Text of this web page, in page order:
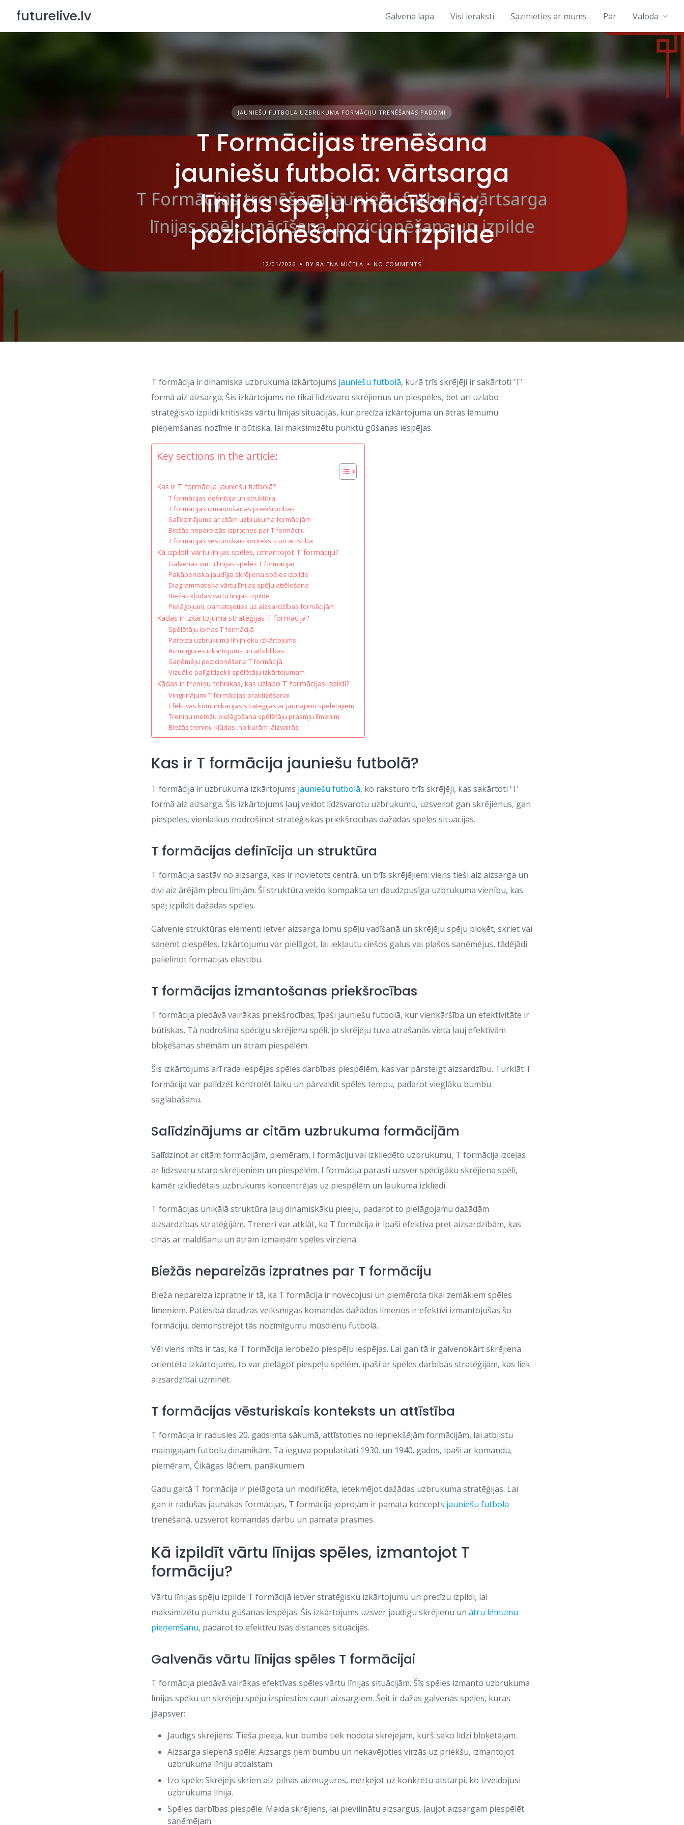
content
futurelive.lv Galvenā lapa Visi ieraksti Sazinieties ar mums Par Valoda
JAUNIEŠU FUTBOLA UZBRUKUMA FORMĀCIJU TRENĒŠANAS PADOMI
T Formācijas trenēšana
jauniešu futbolā: vārtsarga
līnijas spēļu mācīšana,
pozicionēšana un izpilde
12/01/2026 BY RAIENA MIČELA NO COMMENTS
T formācija ir dinamiska uzbrukuma izkārtojums jauniešu futbolā, kurā trīs skrējēji ir sakārtoti ‘T’
formā aiz aizsarga. Šis izkārtojums ne tikai līdzsvaro skrējienus un piespēles, bet arī uzlabo
stratēģisko izpildi kritiskās vārtu līnijas situācijās, kur precīza izkārtojuma un ātras lēmumu
pieņemšanas nozīme ir būtiska, lai maksimizētu punktu gūšanas iespējas.
Key sections in the article:
Kas ir T formācija jauniešu futbolā?
T formācijas definīcija un struktūra
T formācijas izmantošanas priekšrocības
Salīdzinājums ar citām uzbrukuma formācijām
Biežās nepareizās izpratnes par T formāciju
T formācijas vēsturiskais konteksts un attīstība
Kā izpildīt vārtu līnijas spēles, izmantojot T formāciju?
Galvenās vārtu līnijas spēles T formācijai
Pakāpeniska jaudīga skrējiena spēles izpilde
Diagrammatiska vārtu līnijas spēļu attēlošana
Biežās kļūdas vārtu līnijas izpildē
Pielāgojumi, pamatojoties uz aizsardzības formācijām
Kādas ir izkārtojuma stratēģijas T formācijā?
Spēlētāju lomas T formācijā
Pareiza uzbrukuma līnijnieku izkārtojums
Aizmugures izkārtojums un atbildības
Saņēmēju pozicionēšana T formācijā
Vizuālie palīglīdzekļi spēlētāju izkārtojumam
Kādas ir treniņu tehnikas, kas uzlabo T formācijas izpildi?
Vingrinājumi T formācijas praktizēšanai
Efektīvas komunikācijas stratēģijas ar jaunajiem spēlētājiem
Treniņu metožu pielāgošana spēlētāju prasmju līmenim
Biežās treniņu kļūdas, no kurām jāizvairās
Kas ir T formācija jauniešu futbolā?
T formācija ir uzbrukuma izkārtojums jauniešu futbolā, ko raksturo trīs skrējēji, kas sakārtoti ‘T’
formā aiz aizsarga. Šis izkārtojums ļauj veidot līdzsvarotu uzbrukumu, uzsverot gan skrējienus, gan
piespēles, vienlaikus nodrošinot stratēģiskas priekšrocības dažādās spēles situācijās.
T formācijas definīcija un struktūra
T formācija sastāv no aizsarga, kas ir novietots centrā, un trīs skrējējiem: viens tieši aiz aizsarga un
divi aiz ārējām plecu līnijām. Šī struktūra veido kompakta un daudzpusīga uzbrukuma vienību, kas
spēj izpildīt dažādas spēles.
Galvenie struktūras elementi ietver aizsarga lomu spēļu vadīšanā un skrējēju spēju bloķēt, skriet vai
saņemt piespēles. Izkārtojumu var pielāgot, lai iekļautu ciešos galus vai plašos saņēmējus, tādējādi
palielinot formācijas elastību.
T formācijas izmantošanas priekšrocības
T formācija piedāvā vairākas priekšrocības, īpaši jauniešu futbolā, kur vienkāršība un efektivitāte ir
būtiskas. Tā nodrošina spēcīgu skrējiena spēli, jo skrējēju tuva atrašanās vieta ļauj efektīvām
bloķēšanas shēmām un ātrām piespēlēm.
Šis izkārtojums arī rada iespējas spēles darbības piespēlēm, kas var pārsteigt aizsardzību. Turklāt T
formācija var palīdzēt kontrolēt laiku un pārvaldīt spēles tempu, padarot vieglāku bumbu
saglabāšanu.
Salīdzinājums ar citām uzbrukuma formācijām
Salīdzinot ar citām formācijām, piemēram, I formāciju vai izkliedēto uzbrukumu, T formācija izceļas
ar līdzsvaru starp skrējieniem un piespēlēm. I formācija parasti uzsver spēcīgāku skrējiena spēli,
kamēr izkliedētais uzbrukums koncentrējas uz piespēlēm un laukuma izkliedi.
T formācijas unikālā struktūra ļauj dinamiskāku pieeju, padarot to pielāgojamu dažādām
aizsardzības stratēģijām. Treneri var atklāt, ka T formācija ir īpaši efektīva pret aizsardzībām, kas
cīnās ar maldīšanu un ātrām izmaiņām spēles virzienā.
Biežās nepareizās izpratnes par T formāciju
Bieža nepareiza izpratne ir tā, ka T formācija ir novecojusi un piemērota tikai zemākiem spēles
līmeņiem. Patiesībā daudzas veiksmīgas komandas dažādos līmeņos ir efektīvi izmantojušas šo
formāciju, demonstrējot tās nozīmīgumu mūsdienu futbolā.
Vēl viens mīts ir tas, ka T formācija ierobežo piespēļu iespējas. Lai gan tā ir galvenokārt skrējiena
orientēta izkārtojums, to var pielāgot piespēļu spēlēm, īpaši ar spēles darbības stratēģijām, kas liek
aizsardzībai uzminēt.
T formācijas vēsturiskais konteksts un attīstība
T formācija ir radusies 20. gadsimta sākumā, attīstoties no iepriekšējām formācijām, lai atbilstu
mainīgajām futbolu dinamikām. Tā ieguva popularitāti 1930. un 1940. gados, īpaši ar komandu,
piemēram, Čikāgas lāčiem, panākumiem.
Gadu gaitā T formācija ir pielāgota un modificēta, ietekmējot dažādas uzbrukuma stratēģijas. Lai
gan ir radušās jaunākas formācijas, T formācija joprojām ir pamata koncepts jauniešu futbola
trenēšanā, uzsverot komandas darbu un pamata prasmes.
Kā izpildīt vārtu līnijas spēles, izmantojot T
formāciju?
Vārtu līnijas spēļu izpilde T formācijā ietver stratēģisku izkārtojumu un precīzu izpildi, lai
maksimizētu punktu gūšanas iespējas. Šis izkārtojums uzsver jaudīgu skrējienu unātru lēmumu
pieņemšanu, padarot to efektīvu īsās distances situācijās.
Galvenās vārtu līnijas spēles T formācijai
T formācija piedāvā vairākas efektīvas spēles vārtu līnijas situācijām. Šīs spēles izmanto uzbrukuma
līnijas spēku un skrējēju spēju izspiesties cauri aizsargiem. Šeit ir dažas galvenās spēles, kuras
jāapsver:
Jaudīgs skrējiens: Tieša pieeja, kur bumba tiek nodota skrējējam, kurš seko līdzi bloķētājam.
Aizsarga slepenā spēle: Aizsargs ņem bumbu un nekavējoties virzās uz priekšu, izmantojot
uzbrukuma līniju atbalstam.
Izo spēle: Skrējējs skrien aiz pilnās aizmugures, mērķējot uz konkrētu atstarpi, ko izveidojusi
uzbrukuma līnija.
Spēles darbības piespēle: Malda skrējiens, lai pievilinātu aizsargus, ļaujot aizsargam piespēlēt
saņēmējam.